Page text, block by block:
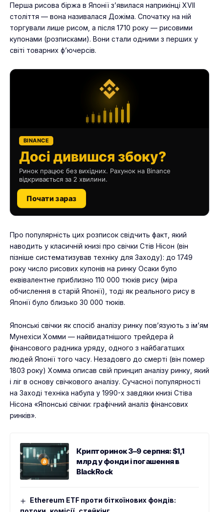
Перша рисова біржа в Японії з’явилася наприкінці XVII
століття — вона називалася Дожіма. Спочатку на ній
торгували лише рисом, а після 1710 року — рисовими
купонами (розписками). Вони стали одними з перших у
світі товарних ф’ючерсів.
BINANCE
Досі дивишся збоку?
Ринок працює без вихідних. Рахунок на Binance
відкривається за 2 хвилини.
Почати зараз
Про популярність цих розписок свідчить факт, який
наводить у класичній книзі про свічки Стів Нісон (він
пізніше систематизував техніку для Заходу): до 1749
року число рисових купонів на ринку Осаки було
еквівалентне приблизно 110 000 тюків рису (міра
обчислення в старій Японії), тоді як реального рису в
Японії було близько 30 000 тюків.
Японські свічки як спосіб аналізу ринку пов’язують з ім’ям
Мунехіси Хомми — найвидатнішого трейдера й
фінансового радника уряду, одного з найбагатших
людей Японії того часу. Незадовго до смерті (він помер
1803 року) Хомма описав свій принцип аналізу ринку, який
і ліг в основу свічкового аналізу. Сучасної популярності
на Заході техніка набула у 1990-х завдяки книзі Стіва
Нісона «Японські свічки: графічний аналіз фінансових
ринків».
Крипторинок 3–9 серпня: $1,1
млрд у фонди і погашення в
BlackRock
Ethereum ETF проти біткоїнових фондів: